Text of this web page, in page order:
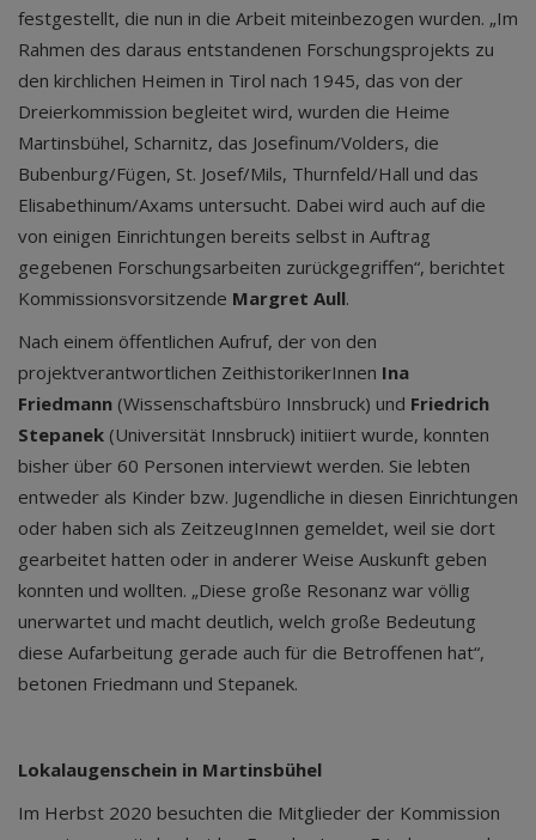
festgestellt, die nun in die Arbeit miteinbezogen wurden. „Im
Rahmen des daraus entstandenen Forschungsprojekts zu
den kirchlichen Heimen in Tirol nach 1945, das von der
Dreierkommission begleitet wird, wurden die Heime
Martinsbühel, Scharnitz, das Josefinum/Volders, die
Bubenburg/Fügen, St. Josef/Mils, Thurnfeld/Hall und das
Elisabethinum/Axams untersucht. Dabei wird auch auf die
von einigen Einrichtungen bereits selbst in Auftrag
gegebenen Forschungsarbeiten zurückgegriffen“, berichtet
Kommissionsvorsitzende Margret Aull.
Nach einem öffentlichen Aufruf, der von den
projektverantwortlichen ZeithistorikerInnen Ina
Friedmann (Wissenschaftsbüro Innsbruck) und Friedrich
Stepanek (Universität Innsbruck) initiiert wurde, konnten
bisher über 60 Personen interviewt werden. Sie lebten
entweder als Kinder bzw. Jugendliche in diesen Einrichtungen
oder haben sich als ZeitzeugInnen gemeldet, weil sie dort
gearbeitet hatten oder in anderer Weise Auskunft geben
konnten und wollten. „Diese große Resonanz war völlig
unerwartet und macht deutlich, welch große Bedeutung
diese Aufarbeitung gerade auch für die Betroffenen hat“,
betonen Friedmann und Stepanek.
Lokalaugenschein in Martinsbühel
Im Herbst 2020 besuchten die Mitglieder der Kommission